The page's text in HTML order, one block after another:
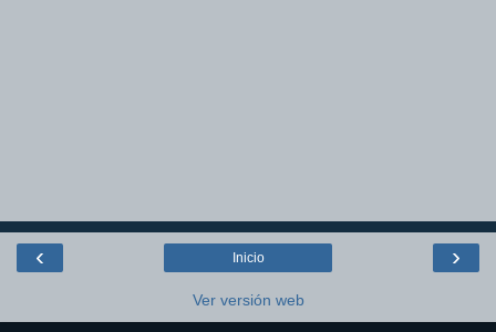
‹ ›
Inicio
Ver versión web